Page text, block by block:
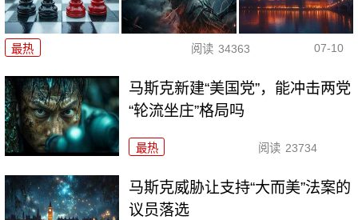
最热 阅读 34363 07-10
马斯克新建“美国党”，能冲击两党
“轮流坐庄”格局吗
最热 阅读 23734
马斯克威胁让支持“大而美”法案的
议员落选